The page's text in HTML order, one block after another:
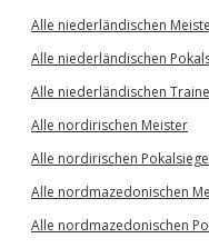
Alle niederländischen
Alle niederländischen
Alle niederländischen
Alle nordirischen Meister
Alle nordirischen
Alle nordmazedonischen
Alle nordmazedonischen